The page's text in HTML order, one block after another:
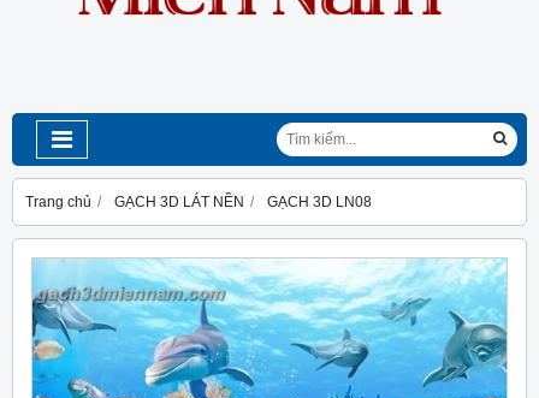
Trang chủ GẠCH 3D LÁT NỀN GẠCH 3D LN08